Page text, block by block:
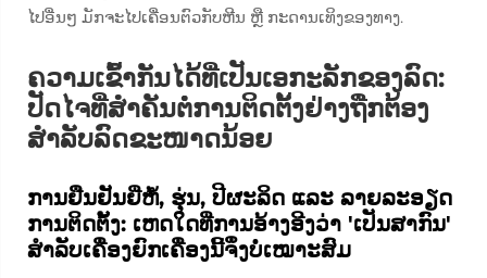
ໄປອື່ນໆ ມັກຈະໄປເຄື່ອນຕົວກັບຫີນ ຫຼື ກະດານເທິງຂອງທາງ.
ຄວາມເຂົ້າກັນໄດ້ທີ່ເປັນເອກະລັກຂອງລົດ:
ປັດໄຈທີ່ສຳຄັນຕໍ່ການຕິດຕັ້ງຢ່າງຖືກຕ້ອງ
ສຳລັບລົດຂະໜາດນ້ອຍ
ການຢືນຢັນຍີ່ຫໍ້, ຮຸ່ນ, ປີຜະລິດ ແລະ ລາຍລະອຽດ
ການຕິດຕັ້ງ: ເຫດໃດທີ່ການອ້າງອີງວ່າ 'ເປັນສາກົນ'
ສຳລັບເຄື່ອງຍົກເຄື່ອງນີ້ຈຶ່ງບໍ່ເໝາະສົມ